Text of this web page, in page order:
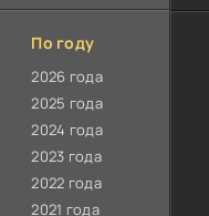
По году
2026 года
2025 года
2024 года
2023 года
2022 года
2021 года